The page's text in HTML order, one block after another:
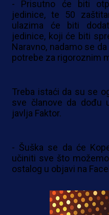
- Prisutno će biti
jedinice, te 50
ulazima će biti
jedinice, koji će biti
Naravno, nadamo se
potrebe za rigoroznim
Treba istaći da su se
sve članove da dođu
javlja Faktor.
- Šuška se da će
učiniti sve što
ostalog u objavi na